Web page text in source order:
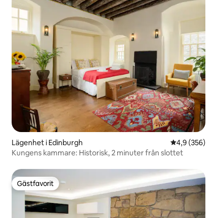
Lägenhet i Edinburgh 4,9 av 5 i
4,9 (356)
Kungens kammare: Historisk, 2 minuter från slottet
Gästfavorit
Gästfavorit